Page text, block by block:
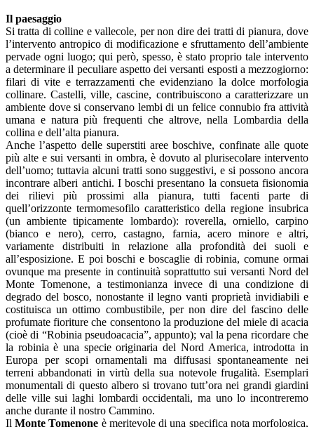
Il paesaggio
Si tratta di colline e vallecole, per non dire dei tratti di pianura, dove
l’intervento antropico di modificazione e sfruttamento dell’ambiente
pervade ogni luogo; qui però, spesso, è stato proprio tale intervento
a determinare il peculiare aspetto dei versanti esposti a mezzogiorno:
filari di vite e terrazzamenti che evidenziano la dolce morfologia
collinare. Castelli, ville, cascine, contribuiscono a caratterizzare un
ambiente dove si conservano lembi di un felice connubio fra attività
umana e natura più frequenti che altrove, nella Lombardia della
collina e dell’alta pianura.
Anche l’aspetto delle superstiti aree boschive, confinate alle quote
più alte e sui versanti in ombra, è dovuto al plurisecolare intervento
dell’uomo; tuttavia alcuni tratti sono suggestivi, e si possono ancora
incontrare alberi antichi. I boschi presentano la consueta fisionomia
dei rilievi più prossimi alla pianura, tutti facenti parte di
quell’orizzonte termomesofilo caratteristico della regione insubrica
(un ambiente tipicamente lombardo): roverella, orniello, carpino
(bianco e nero), cerro, castagno, farnia, acero minore e altri,
variamente distribuiti in relazione alla profondità dei suoli e
all’esposizione. E poi boschi e boscaglie di robinia, comune ormai
ovunque ma presente in continuità soprattutto sui versanti Nord del
Monte Tomenone, a testimonianza invece di una condizione di
degrado del bosco, nonostante il legno vanti proprietà invidiabili e
costituisca un ottimo combustibile, per non dire del fascino delle
profumate fioriture che consentono la produzione del miele di acacia
(cioè di “Robinia pseudoacacia”, appunto); val la pena ricordare che
la robinia è una specie originaria del Nord America, introdotta in
Europa per scopi ornamentali ma diffusasi spontaneamente nei
terreni abbandonati in virtù della sua notevole frugalità. Esemplari
monumentali di questo albero si trovano tutt’ora nei grandi giardini
delle ville sui laghi lombardi occidentali, ma uno lo incontreremo
anche durante il nostro Cammino.
IlMonte Tomenone è meritevole di una specifica nota morfologica,